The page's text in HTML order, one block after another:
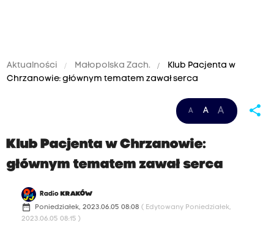
Aktualności Małopolska Zach.
Klub Pacjenta w
Chrzanowie: głównym tematem zawał serca
A A A share
Klub Pacjenta w Chrzanowie:
głównym tematem zawał serca
Radio KRAKÓW
date_range Poniedziałek, 2023.06.05 08:08 ( Edytowany Poniedziałek,
2023.06.05 08:15 )